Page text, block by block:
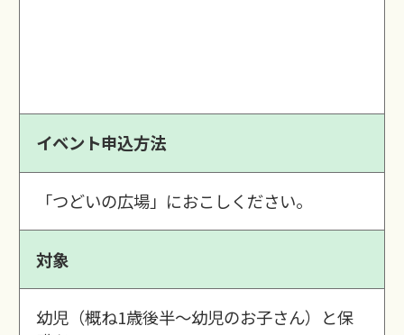
イベント申込方法
「つどいの広場」におこしください。
対象
幼児（概ね1歳後半～幼児のお子さん）と保